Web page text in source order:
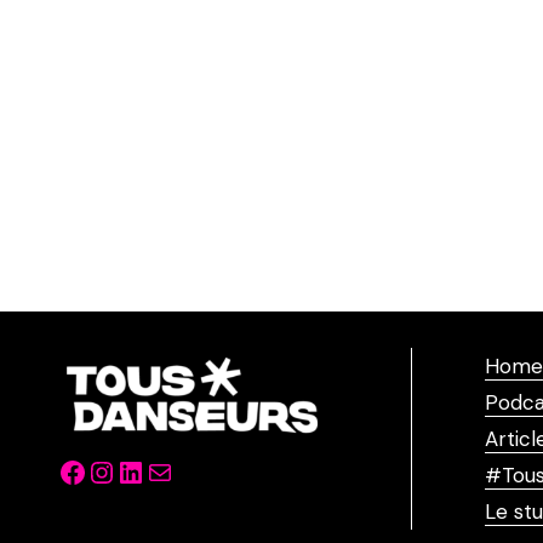
Facebook
Instagram
LinkedIn
Mail
Home
Le